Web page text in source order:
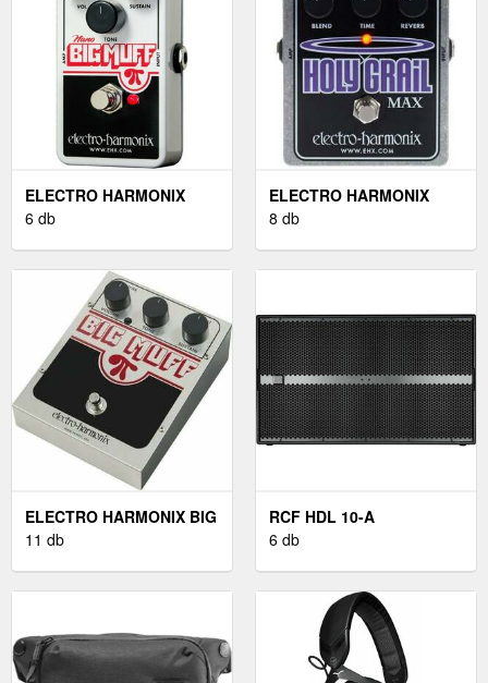
ELECTRO HARMONIX
NANO MUFF
6 db
ELECTRO HARMONIX
HOLY GRAIL REVERB
8 db
ELECTRO HARMONIX BIG
MUFF USA GITÁREFFEKT
11 db
RCF HDL 10-A
6 db